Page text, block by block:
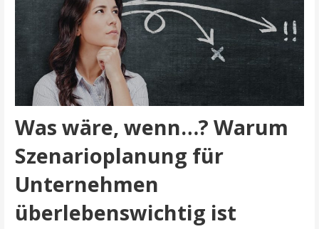
Was wäre, wenn…? Warum
Szenarioplanung für
Unternehmen
überlebenswichtig ist